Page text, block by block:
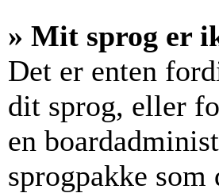
» Mit sprog er
Det er enten
dit sprog, eller
en
sprogpakke